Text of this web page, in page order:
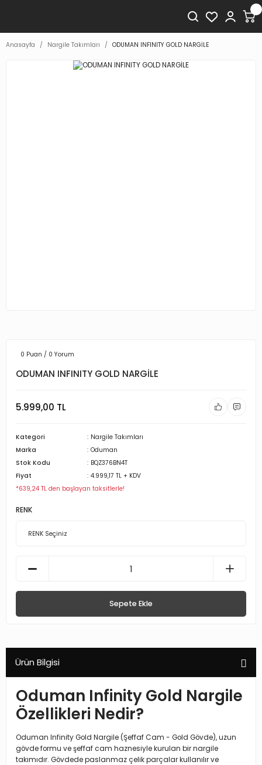
Anasayfa Nargile Takımları ODUMAN INFINITY GOLD NARGİLE
0 Puan / 0 Yorum
ODUMAN INFINITY GOLD NARGİLE
5.999,00 TL
Kategori
Nargile Takımları
Marka
Oduman
Stok Kodu
BQZ376BN4T
Fiyat
4.999,17 TL + KDV
*639,24 TL den başlayan taksitlerle!
RENK
Sepete Ekle
Ürün Bilgisi
Oduman Infinity Gold Nargile
Özellikleri Nedir?
Oduman Infinity Gold Nargile (Şeffaf Cam - Gold Gövde), uzun
gövde formu ve şeffaf cam haznesiyle kurulan bir nargile
takımıdır. Gövdede paslanmaz çelik parçalar kullanılır ve